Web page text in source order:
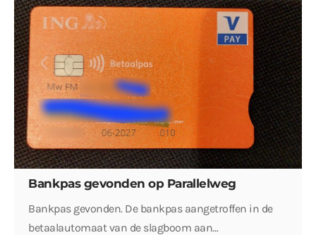
Bankpas gevonden op Parallelweg
Bankpas gevonden. De bankpas aangetroffen in de
betaalautomaat van de slagboom aan…